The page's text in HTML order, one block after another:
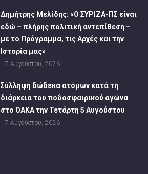
Δημήτρης Μελίδης: «Ο ΣΥΡΙΖΑ-ΠΣ είναι
εδώ – πλήρης πολιτική αντεπίθεση –
με το Πρόγραμμα, τις Αρχές και την
Ιστορία μας»
7 Αυγούστου, 2026
Σύλληψη δώδεκα ατόμων κατά τη
διάρκεια του ποδοσφαιρικού αγώνα
στο ΟΑΚΑ την Τετάρτη 5 Αυγούστου
7 Αυγούστου, 2026